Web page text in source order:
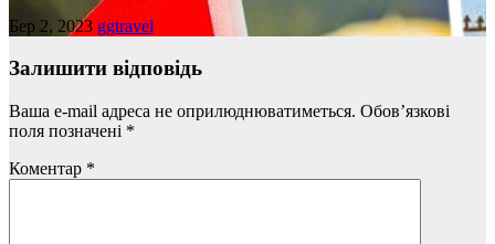
Бер 2, 2023 ggtravel
Залишити відповідь
Ваша e-mail адреса не оприлюднюватиметься. Обов’язкові
поля позначені *
Коментар *